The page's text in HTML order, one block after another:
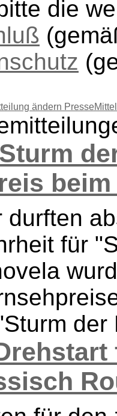
die
ändern
durften
für
der